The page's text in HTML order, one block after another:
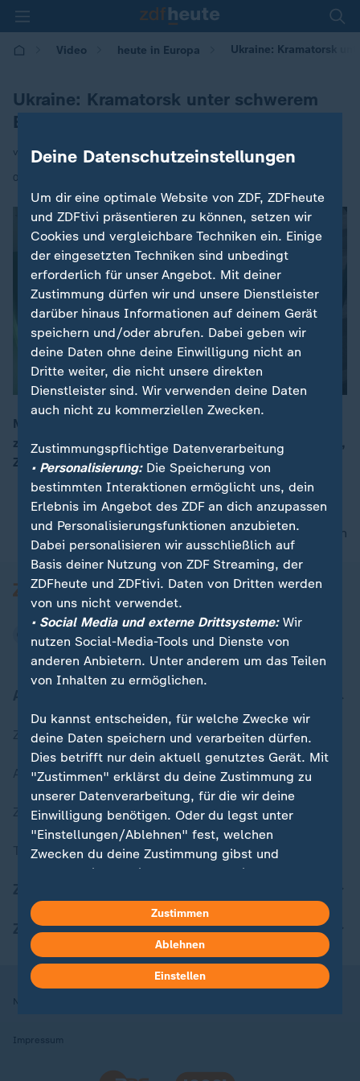
Video heute in Europa Ukraine: Kramatorsk
Ukraine: Kramatorsk unter schwerem
Beschuss
von Carsten Thurau
03.07.2026 | 16:00
00:16
Mit der russischen Frühjahrsoffensive nehmen Angriffe
zu. Drohnen und Bomben treffen die Stadt fast täglich,
Zivilisten leben in ständiger Gefahr.
nach oben
Zuletzt veröffentlicht
Aktuelle Sendungs-Videos
ZDFheute Stories
Themen im Überblick
ZDFheute Apps
Nutzungsbedingungen
Impressum
Deine Datenschutzeinstellungen
Um dir eine optimale Website von ZDF, ZDFheute
und ZDFtivi präsentieren zu können, setzen wir
Cookies und vergleichbare Techniken ein. Einige
der eingesetzten Techniken sind unbedingt
erforderlich für unser Angebot. Mit deiner
Zustimmung dürfen wir und unsere Dienstleister
darüber hinaus Informationen auf deinem Gerät
speichern und/oder abrufen. Dabei geben wir
deine Daten ohne deine Einwilligung nicht an
Dritte weiter, die nicht unsere direkten
Dienstleister sind. Wir verwenden deine Daten
auch nicht zu kommerziellen Zwecken.
Zustimmungspflichtige Datenverarbeitung
• Personalisierung:Die Speicherung von
bestimmten Interaktionen ermöglicht uns, dein
Erlebnis im Angebot des ZDF an dich anzupassen
und Personalisierungsfunktionen anzubieten.
Dabei personalisieren wir ausschließlich auf
Basis deiner Nutzung von ZDF Streaming, der
ZDFheute und ZDFtivi. Daten von Dritten werden
von uns nicht verwendet.
• Social Media und externe Drittsysteme:Wir
nutzen Social-Media-Tools und Dienste von
anderen Anbietern. Unter anderem um das Teilen
von Inhalten zu ermöglichen.
Du kannst entscheiden, für welche Zwecke wir
deine Daten speichern und verarbeiten dürfen.
Dies betrifft nur dein aktuell genutztes Gerät. Mit
"Zustimmen" erklärst du deine Zustimmung zu
unserer Datenverarbeitung, für die wir deine
Einwilligung benötigen. Oder du legst unter
"Einstellungen/Ablehnen" fest, welchen
Zwecken du deine Zustimmung gibst und
welchen nicht. Deine Datenschutzeinstellungen
in deinen Einstellungen widerrufen oder ändern.
Hier findest du das Impressum.
Weitere Informationen findest du in unserer
Datenschutzerklärung.
Zustimmen
Ablehnen
Einstellen